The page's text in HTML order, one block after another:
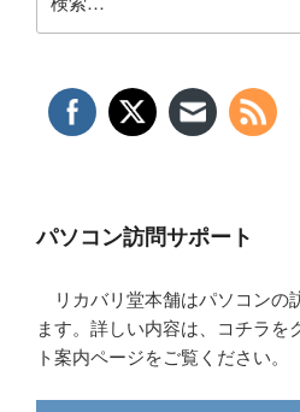
索:
パソコン訪問サポート
リカバリ堂本舗はパソコンの
ます。詳しい内容は、コチラを
ト案内ページをご覧ください。